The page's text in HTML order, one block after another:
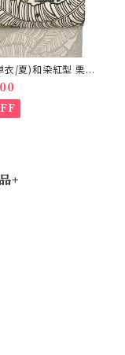
衣/夏)和染紅型 栗山
製 芭蕉葉 本麻 日本
号:22388)
+